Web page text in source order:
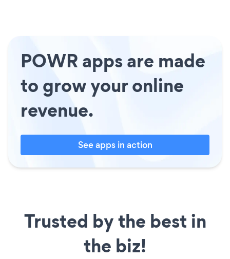
POWR apps are made
to grow your online
revenue.
See apps in action
Trusted by the best in
the biz!